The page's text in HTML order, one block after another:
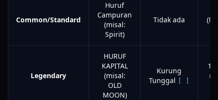
Common/Standard
Huruf
Campuran
(misal:
Spirit)
Tidak ada
Legendary
HURUF
KAPITAL
(misal:
OLD
MOON)
Kurung
Tunggal [ ]
1